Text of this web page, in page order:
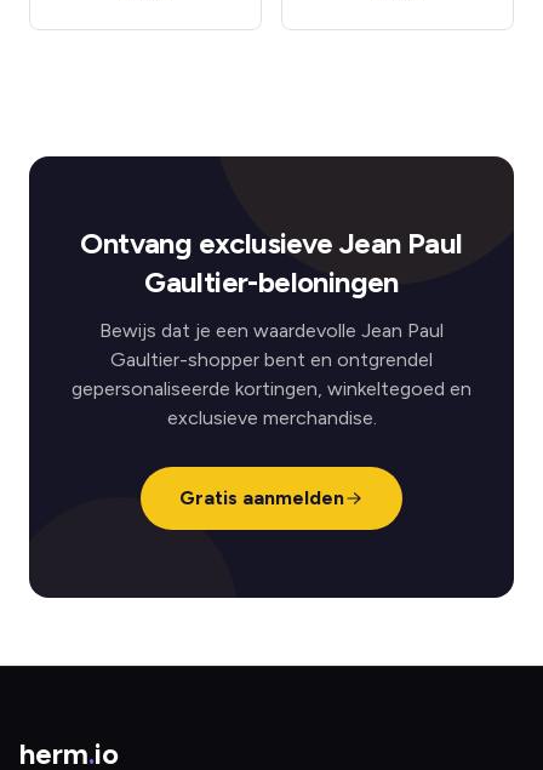
Ontvang exclusieve Jean Paul
Gaultier-beloningen
Bewijs dat je een waardevolle Jean Paul
Gaultier-shopper bent en ontgrendel
gepersonaliseerde kortingen, winkeltegoed en
exclusieve merchandise.
Gratis aanmelden
herm.io